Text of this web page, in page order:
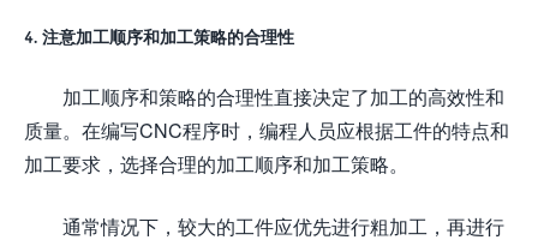
4. 注意加工顺序和加工策略的合理性
加工顺序和策略的合理性直接决定了加工的高效性和
质量。在编写CNC程序时，编程人员应根据工件的特点和
加工要求，选择合理的加工顺序和加工策略。
通常情况下，较大的工件应优先进行粗加工，再进行